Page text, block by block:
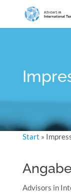
Start »
Advisors in